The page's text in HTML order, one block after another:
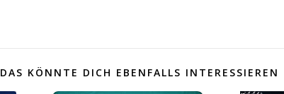
DAS KÖNNTE DICH EBENFALLS INTERESSIEREN